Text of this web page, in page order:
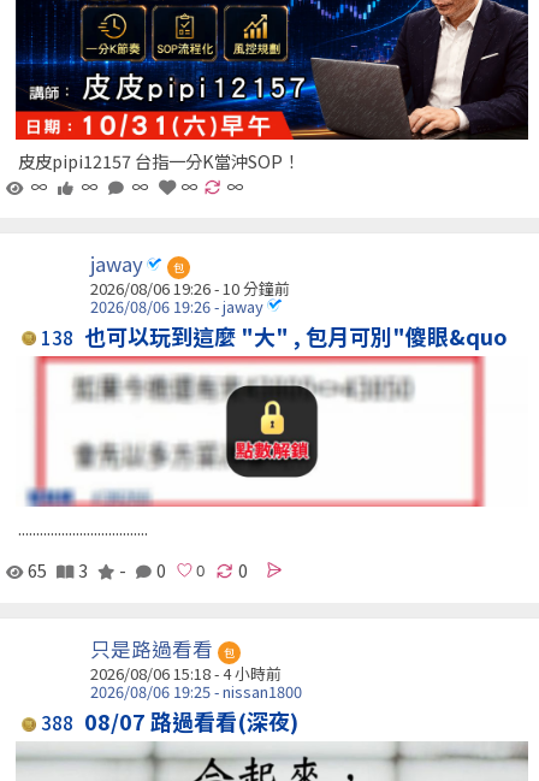
皮皮pipi12157 台指一分K當沖SOP！
∞
∞ ∞ ∞ ∞
jaway 包
2026/08/06 19:26 -10 分鐘前
2026/08/06 19:26 - jaway
138 也可以玩到這麼 "大" , 包月可別"傻眼&quo
....................................
65
3 - 0 0
只是路過看看 包
2026/08/06 15:18 -4 小時前
2026/08/06 19:25 - nissan1800
388 08/07 路過看看(深夜)